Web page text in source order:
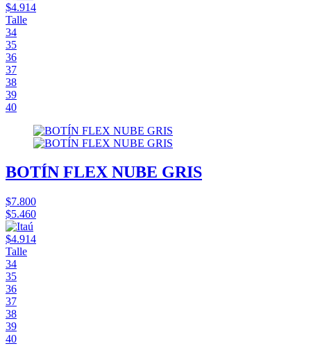
$4.914
Talle
34
35
36
37
38
39
40
BOTÍN FLEX NUBE GRIS
$7.800
$5.460
$4.914
Talle
34
35
36
37
38
39
40